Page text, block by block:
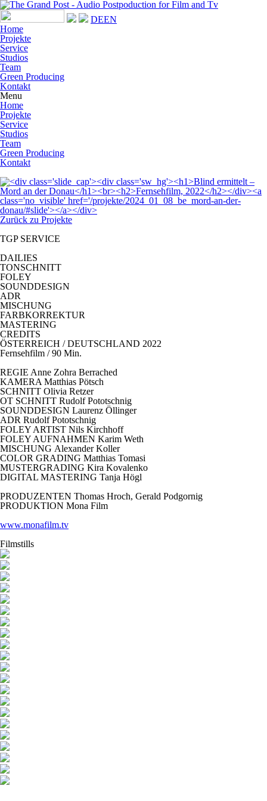
DEEN
Home
Projekte
Service
Studios
Team
Green Producing
Kontakt
Menu
Home
Projekte
Service
Studios
Team
Green Producing
Kontakt
Zurück zu Projekte
TGP SERVICE
DAILIES
TONSCHNITT
FOLEY
SOUNDDESIGN
ADR
MISCHUNG
FARBKORREKTUR
MASTERING
CREDITS
ÖSTERREICH / DEUTSCHLAND 2022
Fernsehfilm / 90 Min.
REGIE Anne Zohra Berrached
KAMERA Matthias Pötsch
SCHNITT Olivia Retzer
OT SCHNITT Rudolf Pototschnig
SOUNDDESIGN Laurenz Öllinger
ADR Rudolf Pototschnig
FOLEY ARTIST Nils Kirchhoff
FOLEY AUFNAHMEN Karim Weth
MISCHUNG Alexander Koller
COLOR GRADING Matthias Tomasi
MUSTERGRADING Kira Kovalenko
DIGITAL MASTERING Tanja Högl
PRODUZENTEN Thomas Hroch, Gerald Podgornig
PRODUKTION Mona Film
www.monafilm.tv
Filmstills